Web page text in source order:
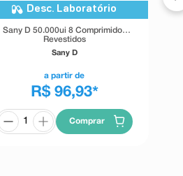
Desc. Laboratório
Sany D 50.000ui 8 Comprimidos
Revestidos
Sany D
a partir de
R$ 96,93*
Comprar